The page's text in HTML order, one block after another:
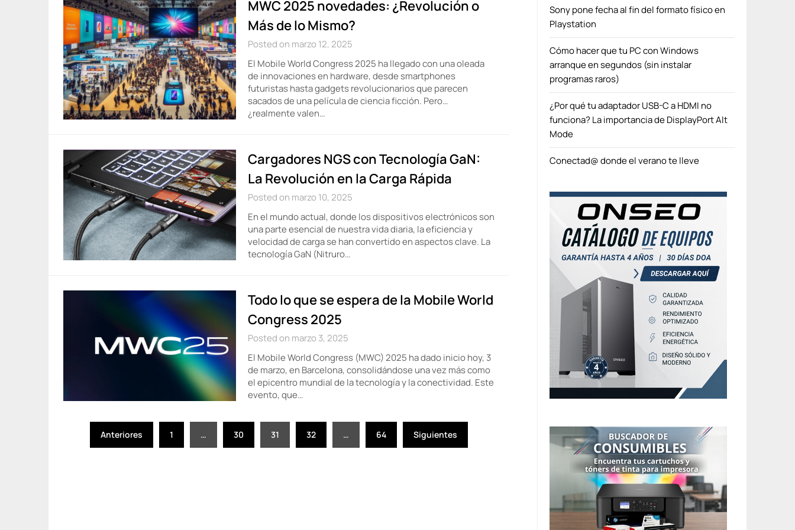
MWC 2025 novedades: ¿Revolución o
Más de lo Mismo?
Posted on marzo 12, 2025
El Mobile World Congress 2025 ha llegado con una oleada
de innovaciones en hardware, desde smartphones
futuristas hasta gadgets revolucionarios que parecen
sacados de una película de ciencia ficción. Pero…
¿realmente valen…
Cargadores NGS con Tecnología GaN:
La Revolución en la Carga Rápida
Posted on marzo 10, 2025
En el mundo actual, donde los dispositivos electrónicos son
una parte esencial de nuestra vida diaria, la eficiencia y
velocidad de carga se han convertido en aspectos clave. La
tecnología GaN (Nitruro…
Todo lo que se espera de la Mobile World
Congress 2025
Posted on marzo 3, 2025
El Mobile World Congress (MWC) 2025 ha dado inicio hoy, 3
de marzo, en Barcelona, consolidándose una vez más como
el epicentro mundial de la tecnología y la conectividad. Este
evento, que…
Paginación
Anteriores 1 … 30 31 32 … 64 Siguientes
Sony pone fecha al fin del formato físico en
Playstation
Cómo hacer que tu PC con Windows
arranque en segundos (sin instalar
programas raros)
¿Por qué tu adaptador USB-C a HDMI no
funciona? La importancia de DisplayPort Alt
Mode
Conectad@ donde el verano te lleve